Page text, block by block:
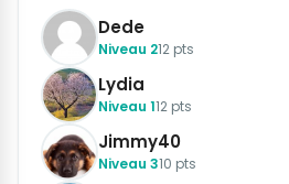
Dede
Niveau 212 pts
Lydia
Niveau 112 pts
Jimmy40
Niveau 310 pts